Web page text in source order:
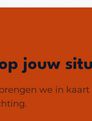
jouw
we in kaart